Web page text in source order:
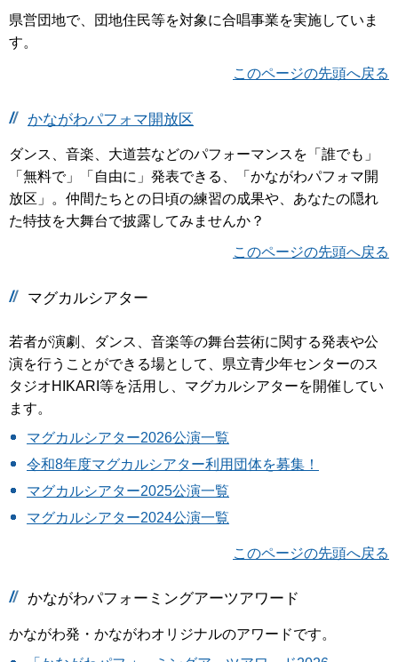
県営団地で、団地住民等を対象に合唱事業を実施していま
す。
このページの先頭へ戻る
かながわパフォマ開放区
ダンス、音楽、大道芸などのパフォーマンスを「誰でも」
「無料で」「自由に」発表できる、「かながわパフォマ開
放区」。仲間たちとの日頃の練習の成果や、あなたの隠れ
た特技を大舞台で披露してみませんか？
このページの先頭へ戻る
マグカルシアター
若者が演劇、ダンス、音楽等の舞台芸術に関する発表や公
演を行うことができる場として、県立青少年センターのス
タジオHIKARI等を活用し、マグカルシアターを開催してい
ます。
マグカルシアター2026公演一覧
令和8年度マグカルシアター利用団体を募集！
マグカルシアター2025公演一覧
マグカルシアター2024公演一覧
このページの先頭へ戻る
かながわパフォーミングアーツアワード
かながわ発・かながわオリジナルのアワードです。